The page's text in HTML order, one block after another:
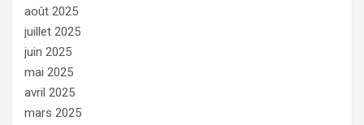
août 2025
juillet 2025
juin 2025
mai 2025
avril 2025
mars 2025